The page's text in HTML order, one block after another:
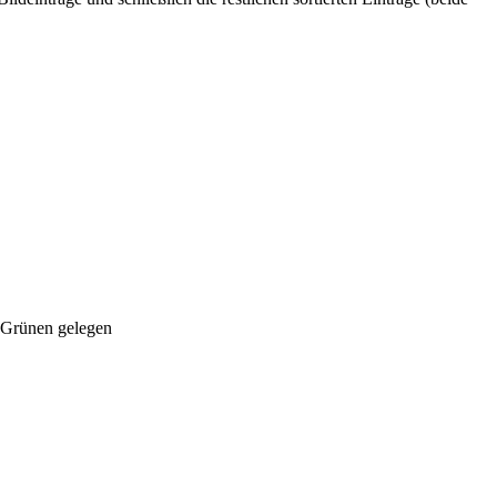
gelegen